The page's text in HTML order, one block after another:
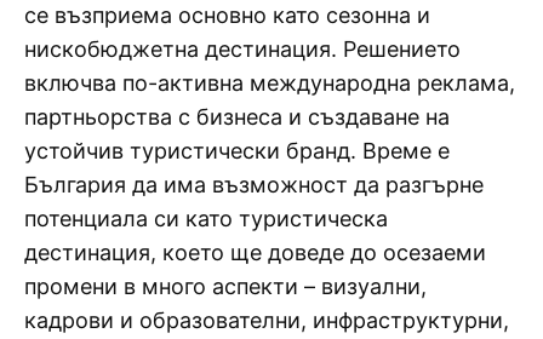
се възприема основно като сезонна и
нискобюджетна дестинация. Решението
включва по-активна международна реклама,
партньорства с бизнеса и създаване на
устойчив туристически бранд. Време е
България да има възможност да разгърне
потенциала си като туристическа
дестинация, което ще доведе до осезаеми
промени в много аспекти – визуални,
кадрови и образователни, инфраструктурни,